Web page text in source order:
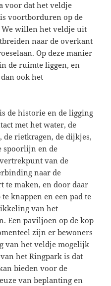
voor dat het veldje
voortborduren op de
We willen het veldje uit
naar de overkant
Op deze manier
de ruimte liggen, en
ook het
de historie en de ligging
met het water, de
rietkragen, de dijkjes,
spoorlijn en de
van de
naar de
te maken, en door daar
knappen en een pad te
van het
Een paviljoen op de kop
zijn er bewoners
van het veldje mogelijk
het Ringpark is dat
bieden voor de
van beplanting en